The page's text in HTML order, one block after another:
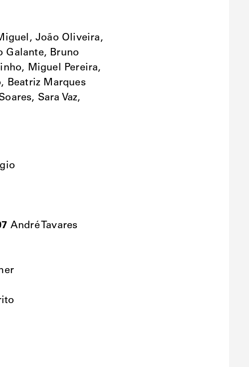
João Oliveira,
Galante, Bruno
Miguel Pereira,
Beatriz Marques
Sara Vaz,
André Tavares